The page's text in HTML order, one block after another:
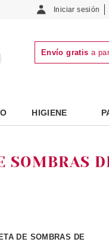
Iniciar sesión
Envío gratis a
HIGIENE
SOMBRAS
DE SOMBRAS DE